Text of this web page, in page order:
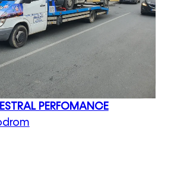
PERFOMANCE